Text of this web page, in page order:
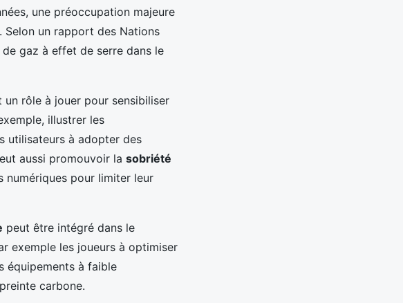
une préoccupation majeure
Selon un rapport des Nations
gaz à effet de serre dans le
rôle à jouer pour sensibiliser
illustrer les
utilisateurs à adopter des
aussi promouvoir la sobriété
numériques pour limiter leur
peut être intégré dans le
exemple les joueurs à optimiser
équipements à faible
carbone.